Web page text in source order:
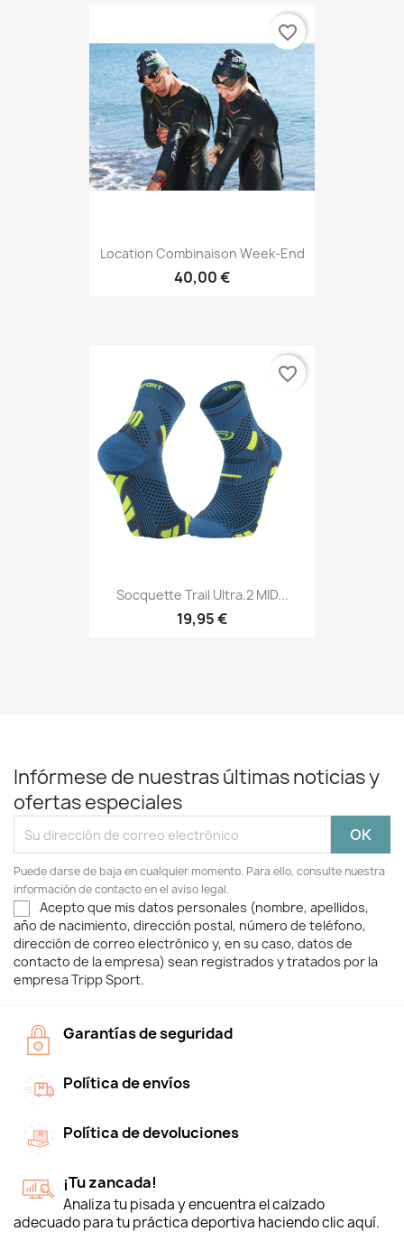
Location Combinaison Week-End
40,00 €
favorite_border
Socquette Trail Ultra.2 MID...
19,95 €
favorite_border
Infórmese de nuestras últimas noticias y
ofertas especiales
Puede darse de baja en cualquier momento. Para ello, consulte nuestra
información de contacto en el aviso legal.
Acepto que mis datos personales (nombre, apellidos,
año de nacimiento, dirección postal, número de teléfono,
dirección de correo electrónico y, en su caso, datos de
contacto de la empresa) sean registrados y tratados por la
empresa Tripp Sport.
Garantías de seguridad
Política de envíos
Política de devoluciones
¡Tu zancada!
Analiza tu pisada y encuentra el calzado
adecuado para tu práctica deportiva haciendo clic aquí.